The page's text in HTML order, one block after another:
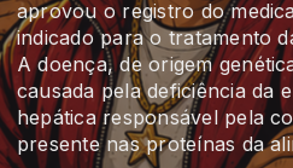
aprovou o registro do
indicado para o tratamento
A doença, de origem
causada pela deficiência da
hepática responsável pela
presente nas proteínas da